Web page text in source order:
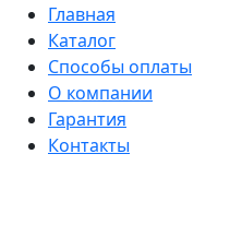
Главная
Каталог
Способы оплаты
О компании
Гарантия
Контакты